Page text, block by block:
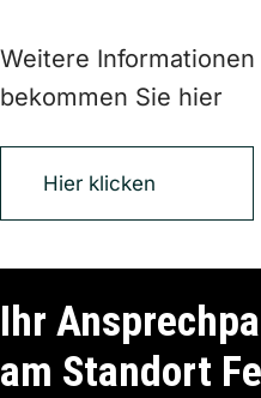
Weitere
bekommen Sie hier
Hier klicken
Ihr
am Standort